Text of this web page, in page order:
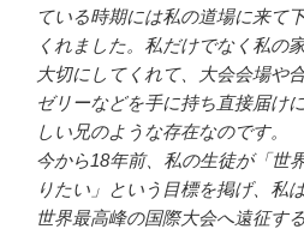
ている時期には私の道場に来て
くれました。私だけでなく私の
大切にしてくれて、大会会場や
ゼリーなどを手に持ち直接届け
しい兄のような存在なのです。
今から18年前、私の生徒が「世
りたい」という目標を掲げ、私
世界最高峰の国際大会へ遠征す